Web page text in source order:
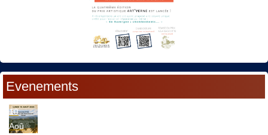
Evenements
10
Aoû